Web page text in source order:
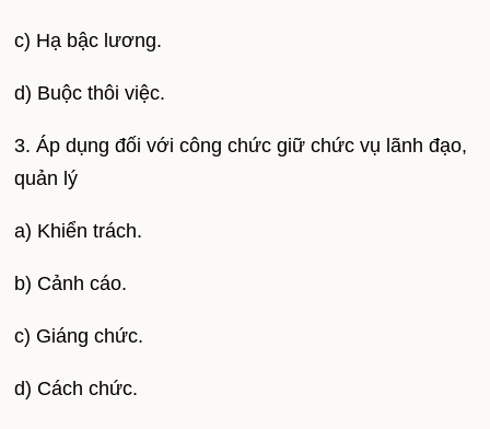
c) Hạ bậc lương.
d) Buộc thôi việc.
3. Áp dụng đối với công chức giữ chức vụ lãnh đạo,
quản lý
a) Khiển trách.
b) Cảnh cáo.
c) Giáng chức.
d) Cách chức.